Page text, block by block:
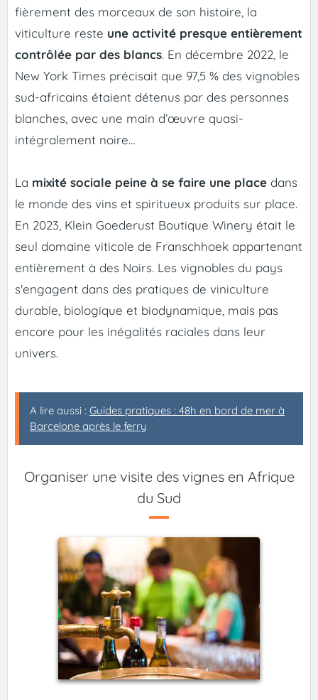
fièrement des morceaux de son histoire, la
viticulture reste une activité presque entièrement
contrôlée par des blancs. En décembre 2022, le
New York Times précisait que 97,5 % des vignobles
sud-africains étaient détenus par des personnes
blanches, avec une main d’œuvre quasi-
intégralement noire…
La mixité sociale peine à se faire une place dans
le monde des vins et spiritueux produits sur place.
En 2023, Klein Goederust Boutique Winery était le
seul domaine viticole de Franschhoek appartenant
entièrement à des Noirs. Les vignobles du pays
s'engagent dans des pratiques de viniculture
durable, biologique et biodynamique, mais pas
encore pour les inégalités raciales dans leur
univers.
A lire aussi : Guides pratiques : 48h en bord de mer à
Barcelone après le ferry
Organiser une visite des vignes en Afrique
du Sud